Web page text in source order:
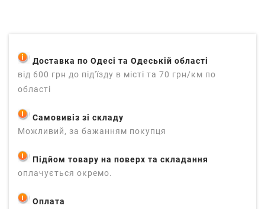
Доставка по Одесі та Одеській області
від 600 грн до під'їзду в місті та 70 грн/км по
області
Самовивіз зі складу
Можливий, за бажанням покупця
Підйом товару на поверх та складання
оплачується окремо.
Оплата